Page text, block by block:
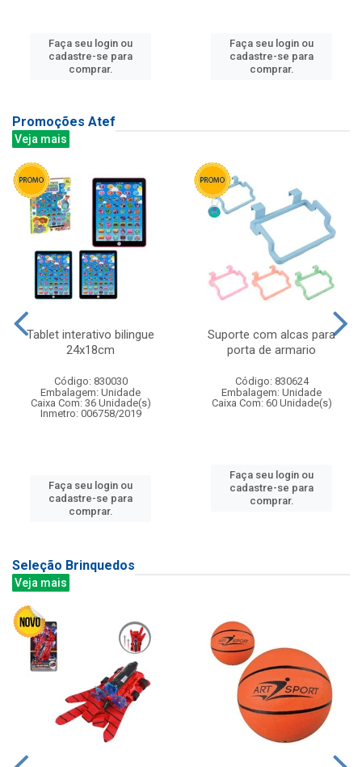
Faça seu login ou
cadastre-se para
comprar.
Faça seu login ou
cadastre-se para
comprar.
Promoções Atef
Veja mais
Tablet interativo bilingue
24x18cm
Código: 830030
Embalagem: Unidade
Caixa Com: 36 Unidade(s)
Inmetro: 006758/2019
Faça seu login ou
cadastre-se para
comprar.
Suporte com alcas para
porta de armario
Código: 830624
Embalagem: Unidade
Caixa Com: 60 Unidade(s)
Faça seu login ou
cadastre-se para
comprar.
Seleção Brinquedos
Veja mais